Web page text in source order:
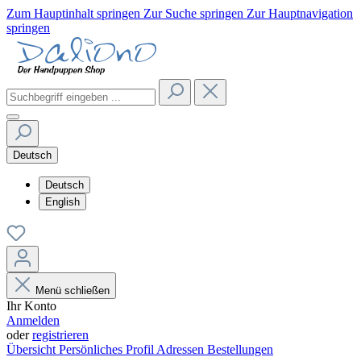
Zum Hauptinhalt springen Zur Suche springen Zur Hauptnavigation
springen
Deutsch
Deutsch
English
Menü schließen
Ihr Konto
Anmelden
oderregistrieren
Übersicht Persönliches Profil Adressen Bestellungen